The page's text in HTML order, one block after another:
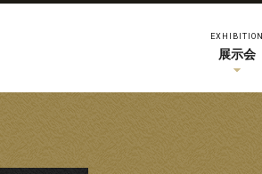
EXHIBITION
展示会